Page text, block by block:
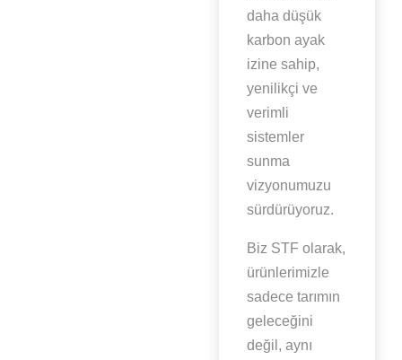
daha düşük
karbon ayak
izine sahip,
yenilikçi ve
verimli
sistemler
sunma
vizyonumuzu
sürdürüyoruz.
Biz STF olarak,
ürünlerimizle
sadece tarımın
geleceğini
değil, aynı